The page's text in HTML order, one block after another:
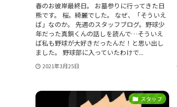
春のお彼岸最終日。 お墓参りに行ってきた日
熊です。 桜。綺麗でした。 なぜ、「そういえ
ば」なのか。 先週のスタッフブログ。野球少
年だった真銅くんの話しを読んで…そういえ
ば私も野球が大好きだったんだ！と思い出し
ました。 野球部に入っていたわけで...
2021年3月25日
スタッフ